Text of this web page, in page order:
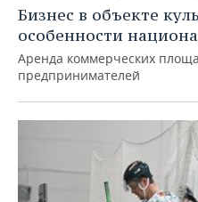
Бизнес в объекте
особенности
Аренда коммерческих
предпринимателей